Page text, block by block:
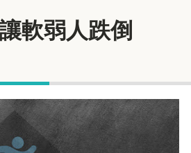
軟弱人跌倒